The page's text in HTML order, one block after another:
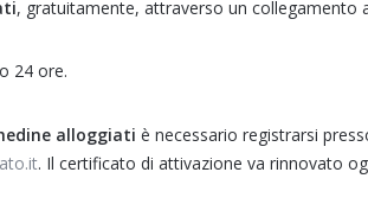
, gratuitamente, attraverso un collegamento
24 ore.
alloggiati è necessario registrarsi
. Il certificato di attivazione va rinnovato